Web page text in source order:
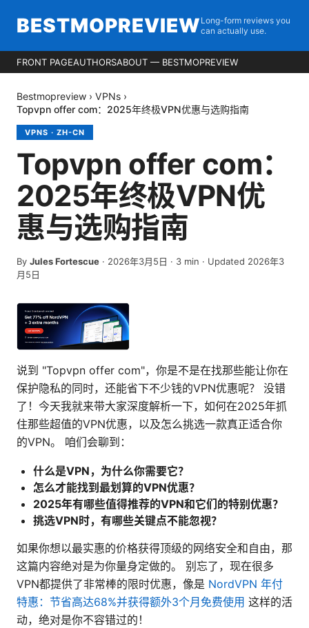
BESTMOPREVIEW Long-form reviews you
can actually use.
FRONT PAGEAUTHORSABOUT — BESTMOPREVIEW
Bestmopreview › VPNs ›
Topvpn offer com：2025年终极VPN优惠与选购指南
VPNS · ZH-CN
Topvpn offer com：
2025年终极VPN优
惠与选购指南
By Jules Fortescue · 2026年3月5日 · 3 min · Updated 2026年3
月5日
说到 "Topvpn offer com"，你是不是在找那些能让你在
保护隐私的同时，还能省下不少钱的VPN优惠呢？ 没错
了！今天我就来带大家深度解析一下，如何在2025年抓
住那些超值的VPN优惠，以及怎么挑选一款真正适合你
的VPN。 咱们会聊到：
什么是VPN，为什么你需要它？
怎么才能找到最划算的VPN优惠？
2025年有哪些值得推荐的VPN和它们的特别优惠？
挑选VPN时，有哪些关键点不能忽视？
如果你想以最实惠的价格获得顶级的网络安全和自由，那
这篇内容绝对是为你量身定做的。 别忘了，现在很多
VPN都提供了非常棒的限时优惠，像是 NordVPN 年付
特惠：节省高达68%并获得额外3个月免费使用 这样的活
动，绝对是你不容错过的！